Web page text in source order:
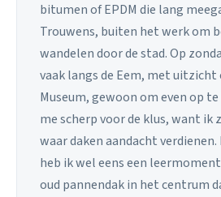
bitumen of EPDM die lang
Trouwens, buiten het werk om
wandelen door de stad. Op
vaak langs de Eem, met
Museum, gewoon om even op
me scherp voor de klus, want ik
waar daken aandacht
heb ik wel eens een
oud pannendak in het centrum